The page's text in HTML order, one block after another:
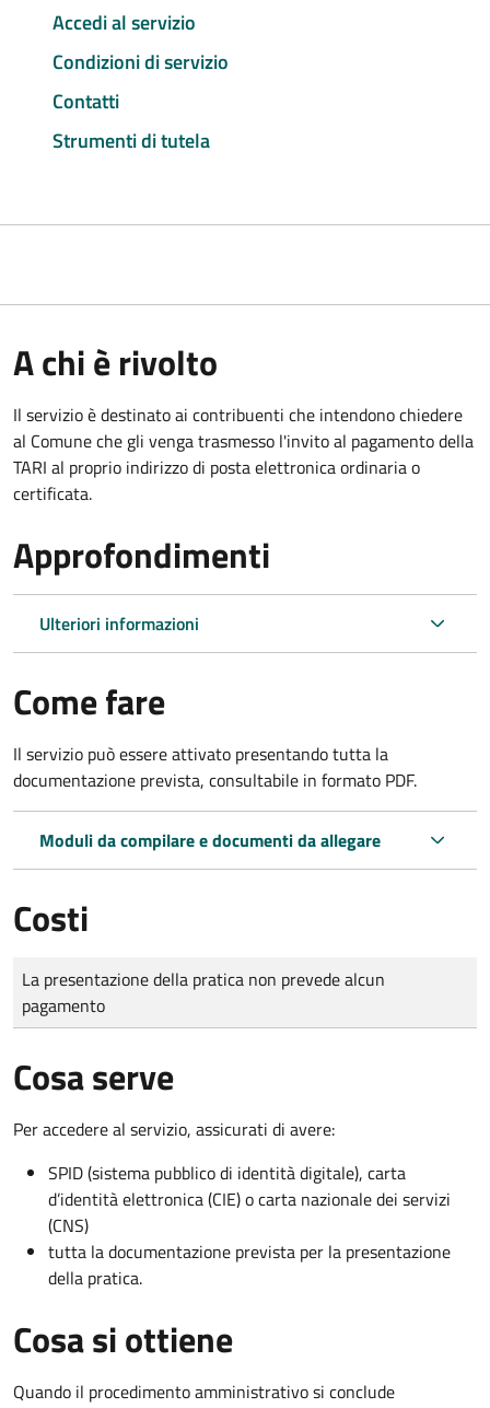
Accedi al servizio
Condizioni di servizio
Contatti
Strumenti di tutela
A chi è rivolto
Il servizio è destinato ai contribuenti che intendono chiedere
al Comune che gli venga trasmesso l'invito al pagamento della
TARI al proprio indirizzo di posta elettronica ordinaria o
certificata.
Approfondimenti
Ulteriori informazioni
Come fare
Il servizio può essere attivato presentando tutta la
documentazione prevista, consultabile in formato PDF.
Moduli da compilare e documenti da allegare
Costi
Tipo di pagamento
Importo
La presentazione della pratica non prevede alcun
pagamento
Cosa serve
Per accedere al servizio, assicurati di avere:
SPID (sistema pubblico di identità digitale), carta
d’identità elettronica (CIE) o carta nazionale dei servizi
(CNS)
tutta la documentazione prevista per la presentazione
della pratica.
Cosa si ottiene
Quando il procedimento amministrativo si conclude